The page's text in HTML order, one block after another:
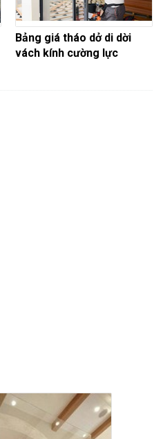
Bảng giá tháo dở di dời
vách kính cường lực